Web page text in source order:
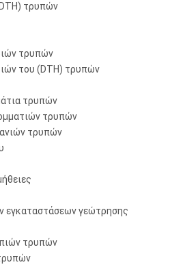
τρυπών
τρυπών
του (DTH) τρυπών
τρυπών
τρυπών
τρυπών
εγκαταστάσεων γεώτρησης
τρυπών